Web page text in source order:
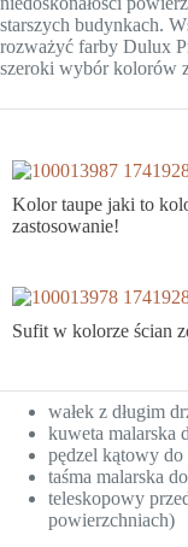
starszych budynkach.
rozważyć farby Dulux
szeroki wybór kolorów
Kolor taupe jaki to
zastosowanie!
Sufit w kolorze ścian
wałek z długim
kuweta malarska
pędzel kątowy
taśma malarska
teleskopowy
powierzchniach)